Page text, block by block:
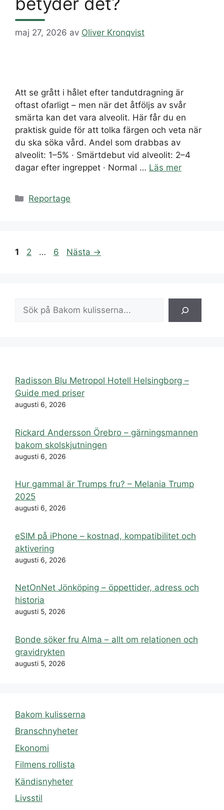
maj 27, 2026 av Oliver Kronqvist
Att se grått i hålet efter tandutdragning är
oftast ofarligt – men när det åtföljs av svår
smärta kan det vara alveolit. Här får du en
praktisk guide för att tolka färgen och veta när
du ska söka vård. Andel som drabbas av
alveolit: 1–5% · Smärtdebut vid alveolit: 2–4
dagar efter ingreppet · Normal … Läs mer
Kategorier
Reportage
Sida
1 Sida
2 … Sida
6 Nästa →
Sök
Radisson Blu Metropol Hotell Helsingborg –
Guide med priser
augusti 6, 2026
Rickard Andersson Örebro – gärningsmannen
bakom skolskjutningen
augusti 6, 2026
Hur gammal är Trumps fru? – Melania Trump
2025
augusti 6, 2026
eSIM på iPhone – kostnad, kompatibilitet och
aktivering
augusti 6, 2026
NetOnNet Jönköping – öppettider, adress och
historia
augusti 5, 2026
Bonde söker fru Alma – allt om relationen och
gravidrykten
augusti 5, 2026
Bakom kulisserna
Branschnyheter
Ekonomi
Filmens rollista
Kändisnyheter
Livsstil